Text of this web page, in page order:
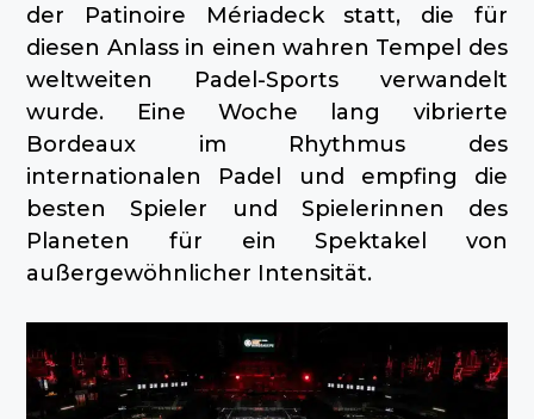
der Patinoire Mériadeck statt, die für
diesen Anlass in einen wahren Tempel des
weltweiten Padel-Sports verwandelt
wurde. Eine Woche lang vibrierte
Bordeaux im Rhythmus des
internationalen Padel und empfing die
besten Spieler und Spielerinnen des
Planeten für ein Spektakel von
außergewöhnlicher Intensität.